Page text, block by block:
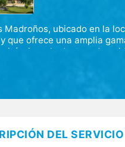
Madroños, ubicado en la
que ofrece una amplia
y la destacada
lo que nos
DEL SERVICIO